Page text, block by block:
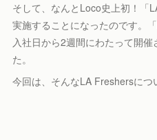
そして、なんとLoco史上初！「
実施することになったのです。
入社日から2週間にわたって開
た。
今回は、そんなLA Freshersにつ